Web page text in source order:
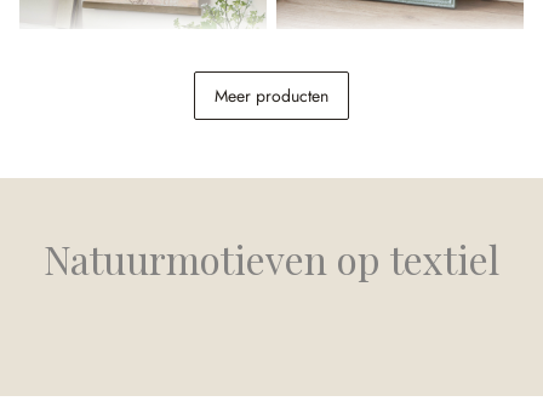
€ 49,95
Meer producten
Natuurmotieven op textiel